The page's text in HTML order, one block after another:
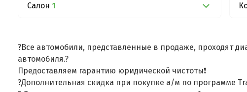
Салон 1
?Все автомобили, представленные в продаже, проходят
автомобиля.?
Предоставляем гарантию юридической чистоты❗
?Дополнительная скидка при покупке а/м по программе